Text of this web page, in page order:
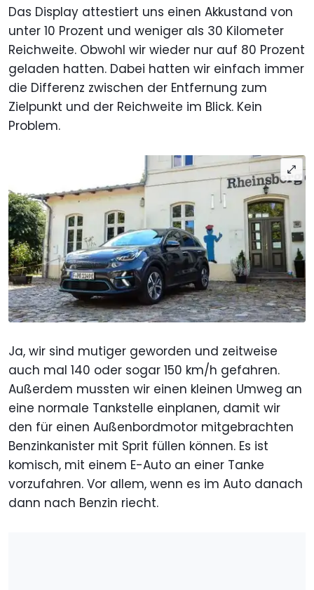
Das Display attestiert uns einen Akkustand von
unter 10 Prozent und weniger als 30 Kilometer
Reichweite. Obwohl wir wieder nur auf 80 Prozent
geladen hatten. Dabei hatten wir einfach immer
die Differenz zwischen der Entfernung zum
Zielpunkt und der Reichweite im Blick. Kein
Problem.
Ja, wir sind mutiger geworden und zeitweise
auch mal 140 oder sogar 150 km/h gefahren.
Außerdem mussten wir einen kleinen Umweg an
eine normale Tankstelle einplanen, damit wir
den für einen Außenbordmotor mitgebrachten
Benzinkanister mit Sprit füllen können. Es ist
komisch, mit einem E-Auto an einer Tanke
vorzufahren. Vor allem, wenn es im Auto danach
dann nach Benzin riecht.